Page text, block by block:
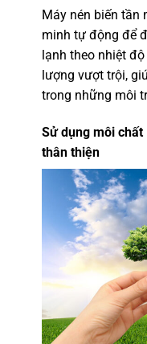
Máy nén biến tần
minh tự động để
lạnh theo nhiệt
lượng vượt trội,
trong những môi
Sử dụng môi chất
thân thiện